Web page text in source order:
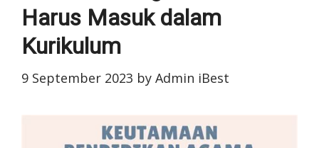
Harus Masuk dalam
Kurikulum
9 September 2023 by Admin iBest